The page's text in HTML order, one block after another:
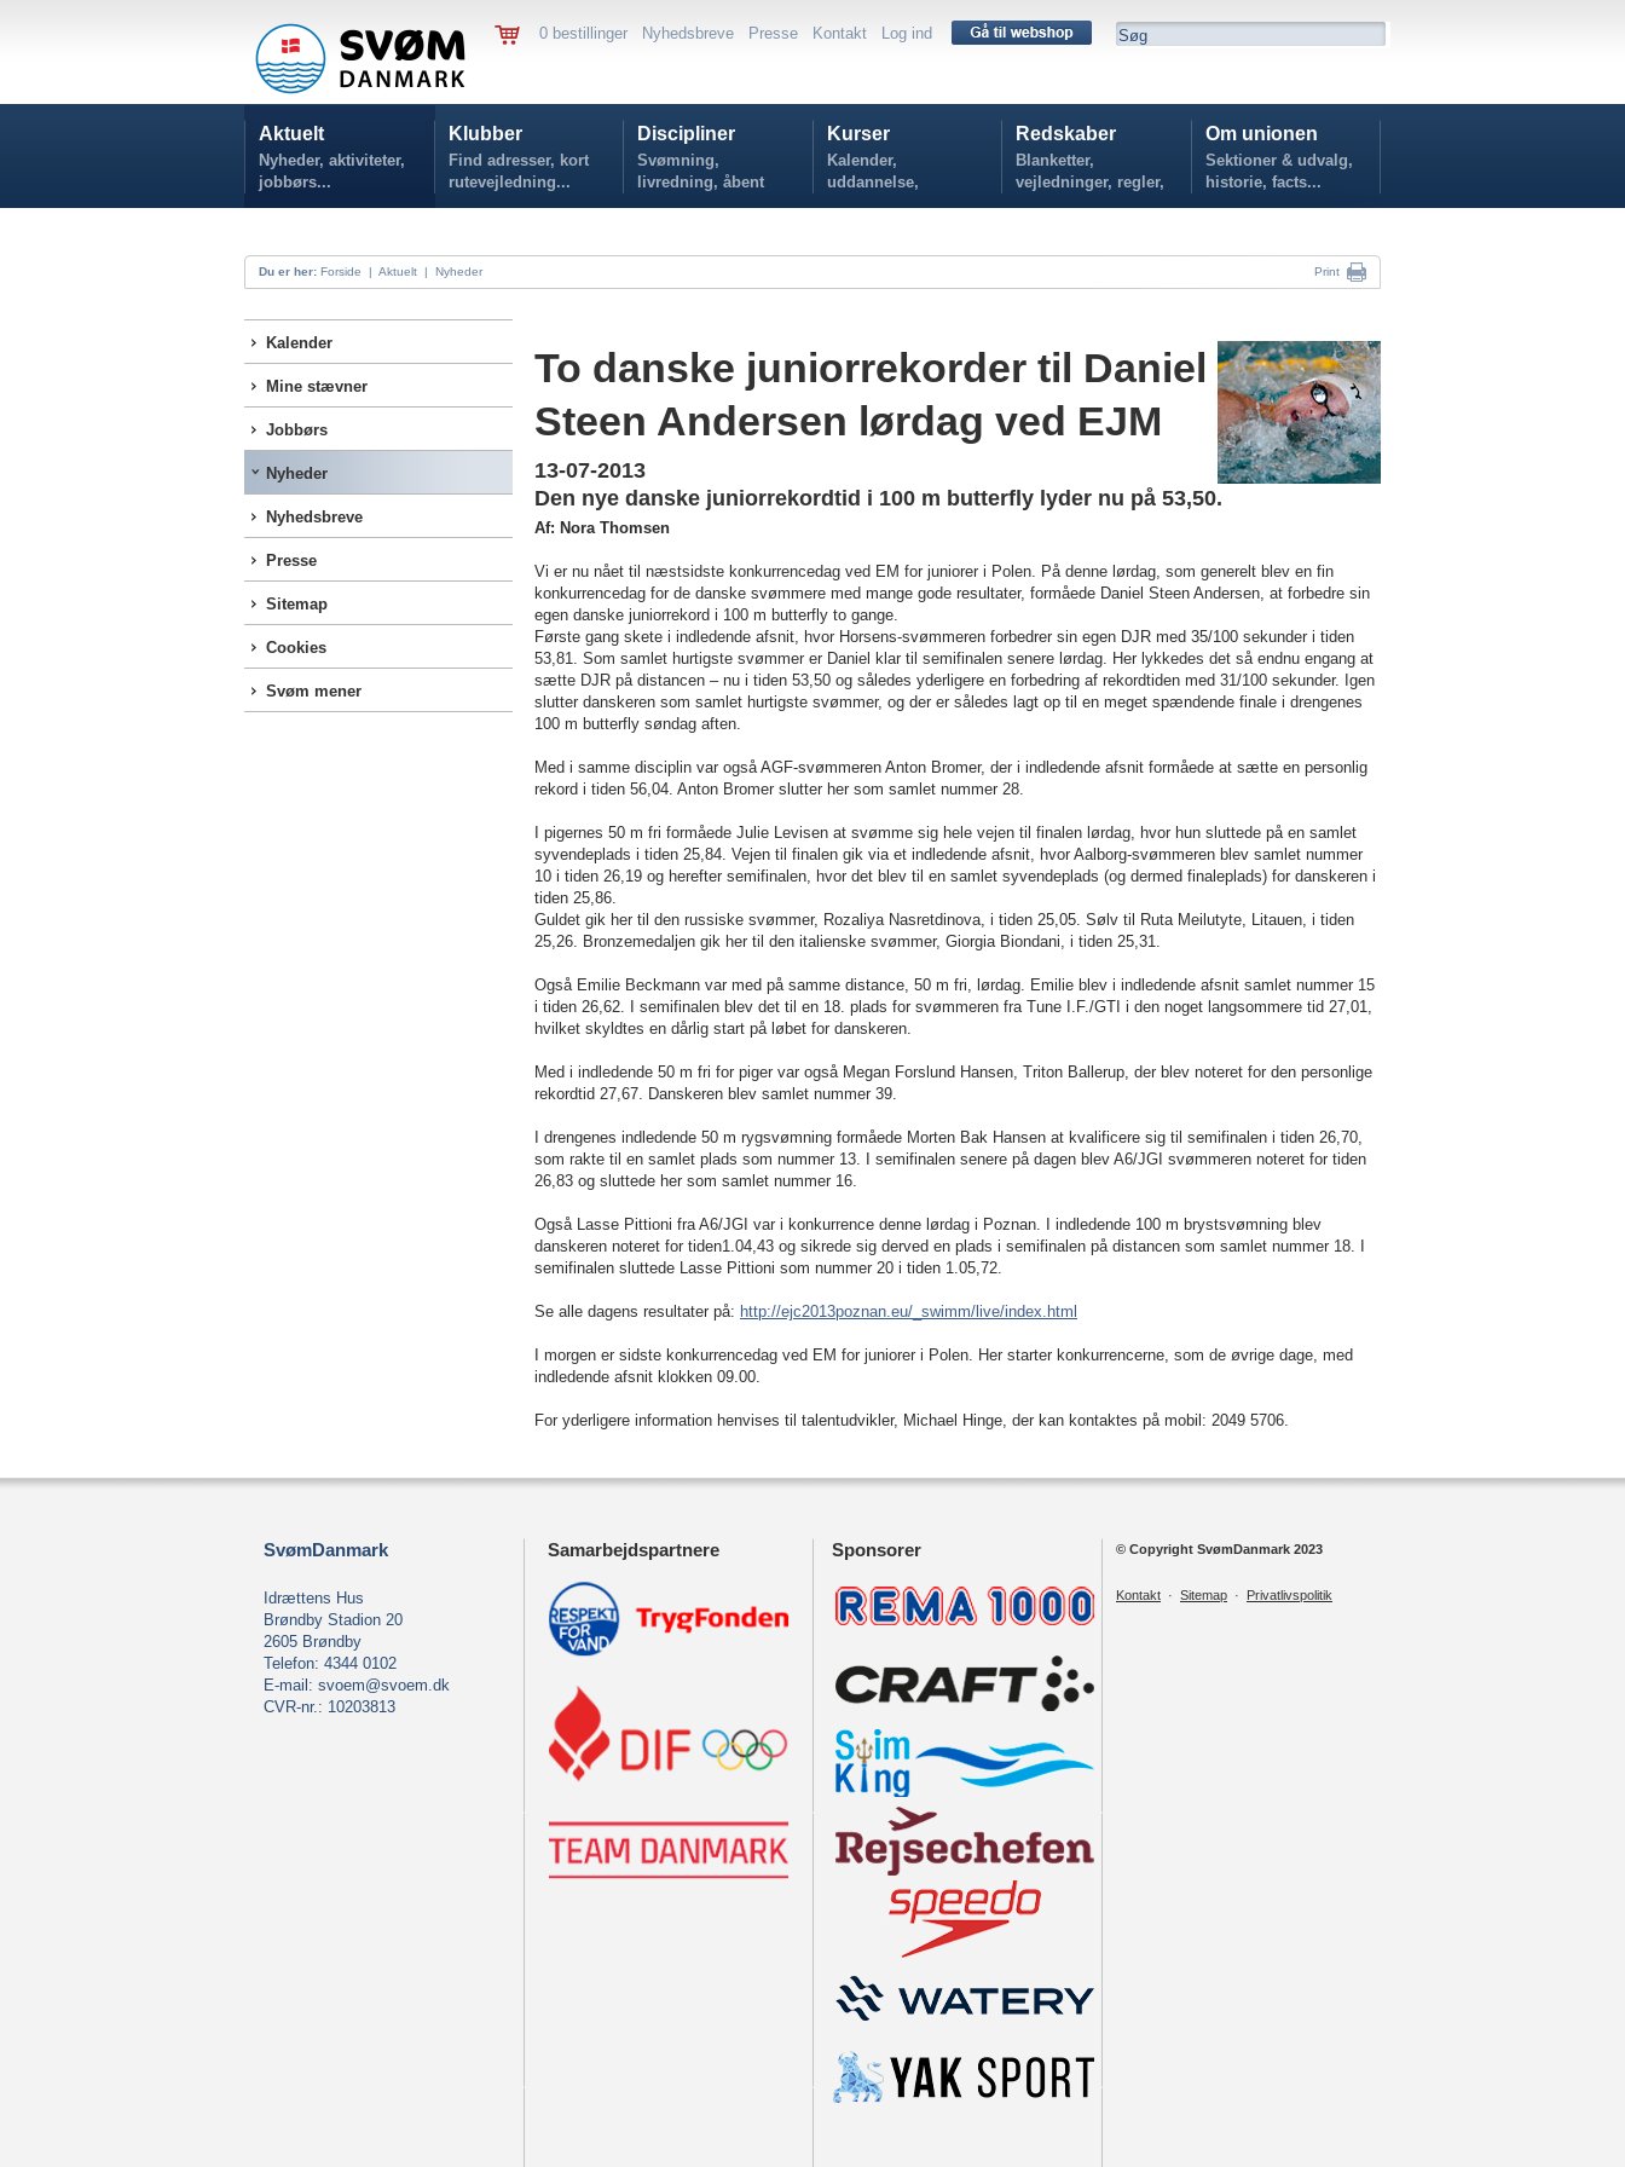
0 bestillinger Nyhedsbreve Presse Kontakt Log ind
Aktuelt
Nyheder, aktiviteter,
jobbørs...
Klubber
Find adresser, kort
rutevejledning...
Discipliner
Svømning,
livredning, åbent
vand...
Kurser
Kalender,
uddannelse,
tilmelding...
Redskaber
Blanketter,
vejledninger, regler,
politikker...
Om unionen
Sektioner & udvalg,
historie, facts...
Du er her: Forside | Aktuelt | Nyheder Print
Kalender
Mine stævner
Jobbørs
Nyheder
Nyhedsbreve
Presse
Sitemap
Cookies
Svøm mener
To danske juniorrekorder til Daniel
Steen Andersen lørdag ved EJM
13-07-2013
Den nye danske juniorrekordtid i 100 m butterfly lyder nu på 53,50.
Af: Nora Thomsen
Vi er nu nået til næstsidste konkurrencedag ved EM for juniorer i Polen. På denne lørdag, som generelt blev en fin
konkurrencedag for de danske svømmere med mange gode resultater, formåede Daniel Steen Andersen, at forbedre sin
egen danske juniorrekord i 100 m butterfly to gange.
Første gang skete i indledende afsnit, hvor Horsens-svømmeren forbedrer sin egen DJR med 35/100 sekunder i tiden
53,81. Som samlet hurtigste svømmer er Daniel klar til semifinalen senere lørdag. Her lykkedes det så endnu engang at
sætte DJR på distancen – nu i tiden 53,50 og således yderligere en forbedring af rekordtiden med 31/100 sekunder. Igen
slutter danskeren som samlet hurtigste svømmer, og der er således lagt op til en meget spændende finale i drengenes
100 m butterfly søndag aften.
Med i samme disciplin var også AGF-svømmeren Anton Bromer, der i indledende afsnit formåede at sætte en personlig
rekord i tiden 56,04. Anton Bromer slutter her som samlet nummer 28.
I pigernes 50 m fri formåede Julie Levisen at svømme sig hele vejen til finalen lørdag, hvor hun sluttede på en samlet
syvendeplads i tiden 25,84. Vejen til finalen gik via et indledende afsnit, hvor Aalborg-svømmeren blev samlet nummer
10 i tiden 26,19 og herefter semifinalen, hvor det blev til en samlet syvendeplads (og dermed finaleplads) for danskeren i
tiden 25,86.
Guldet gik her til den russiske svømmer, Rozaliya Nasretdinova, i tiden 25,05. Sølv til Ruta Meilutyte, Litauen, i tiden
25,26. Bronzemedaljen gik her til den italienske svømmer, Giorgia Biondani, i tiden 25,31.
Også Emilie Beckmann var med på samme distance, 50 m fri, lørdag. Emilie blev i indledende afsnit samlet nummer 15
i tiden 26,62. I semifinalen blev det til en 18. plads for svømmeren fra Tune I.F./GTI i den noget langsommere tid 27,01,
hvilket skyldtes en dårlig start på løbet for danskeren.
Med i indledende 50 m fri for piger var også Megan Forslund Hansen, Triton Ballerup, der blev noteret for den personlige
rekordtid 27,67. Danskeren blev samlet nummer 39.
I drengenes indledende 50 m rygsvømning formåede Morten Bak Hansen at kvalificere sig til semifinalen i tiden 26,70,
som rakte til en samlet plads som nummer 13. I semifinalen senere på dagen blev A6/JGI svømmeren noteret for tiden
26,83 og sluttede her som samlet nummer 16.
Også Lasse Pittioni fra A6/JGI var i konkurrence denne lørdag i Poznan. I indledende 100 m brystsvømning blev
danskeren noteret for tiden1.04,43 og sikrede sig derved en plads i semifinalen på distancen som samlet nummer 18. I
semifinalen sluttede Lasse Pittioni som nummer 20 i tiden 1.05,72.
Se alle dagens resultater på: http://ejc2013poznan.eu/_swimm/live/index.html
I morgen er sidste konkurrencedag ved EM for juniorer i Polen. Her starter konkurrencerne, som de øvrige dage, med
indledende afsnit klokken 09.00.
For yderligere information henvises til talentudvikler, Michael Hinge, der kan kontaktes på mobil: 2049 5706.
SvømDanmark
Idrættens Hus
Brøndby Stadion 20
2605 Brøndby
Telefon: 4344 0102
E-mail: svoem@svoem.dk
CVR-nr.: 10203813
Samarbejdspartnere Sponsorer © Copyright SvømDanmark 2023
Kontakt · Sitemap · Privatlivspolitik